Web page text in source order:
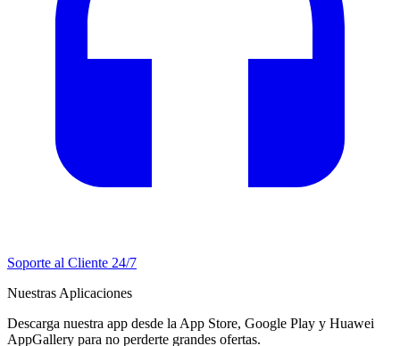
Soporte al Cliente 24/7
Nuestras Aplicaciones
Descarga nuestra app desde la App Store, Google Play y Huawei
AppGallery para no perderte grandes ofertas.